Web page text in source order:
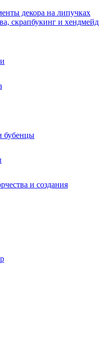
декора на липучках
скрапбукинг и хендмейд
бубенцы
и создания